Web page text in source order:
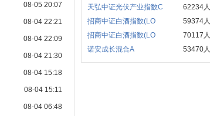
08-05 20:07
08-04 22:21
08-04 22:09
08-04 21:30
08-04 15:18
08-04 15:11
08-04 06:48
天弘中证光伏产业指数C
62234人
招商中证白酒指数(LO
59374人
招商中证白酒指数(LO
70117人
诺安成长混合A
53470人